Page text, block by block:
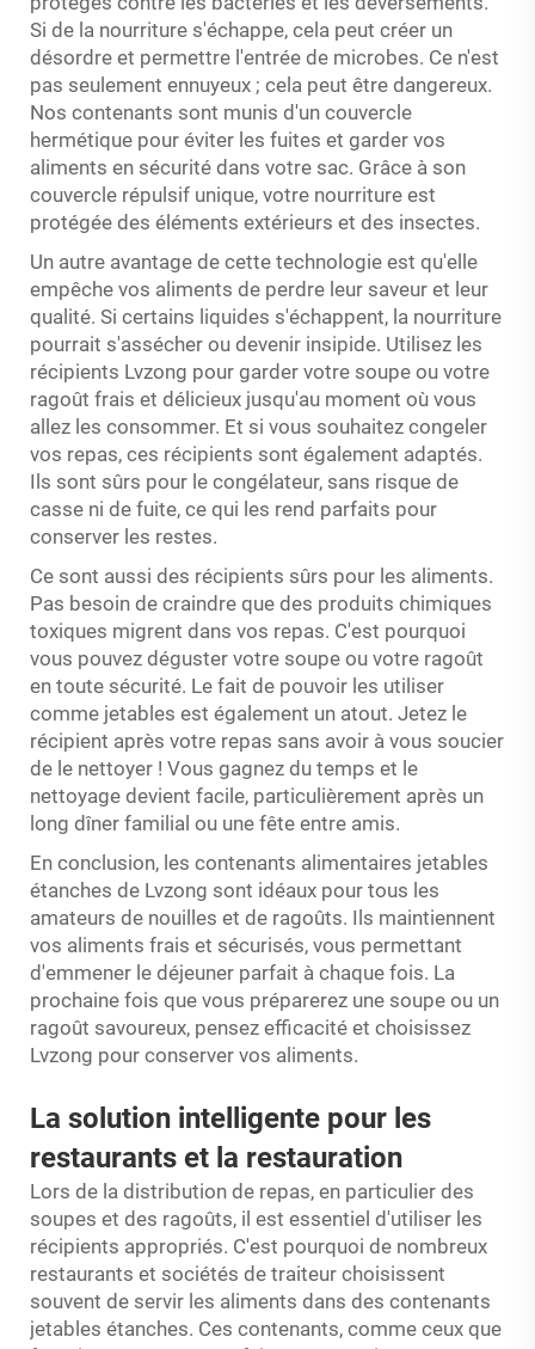
Si de la nourriture s'échappe, cela peut créer un
désordre et permettre l'entrée de microbes. Ce n'est
pas seulement ennuyeux ; cela peut être dangereux.
Nos contenants sont munis d'un couvercle
hermétique pour éviter les fuites et garder vos
aliments en sécurité dans votre sac. Grâce à son
couvercle répulsif unique, votre nourriture est
protégée des éléments extérieurs et des insectes.
Un autre avantage de cette technologie est qu'elle
empêche vos aliments de perdre leur saveur et leur
qualité. Si certains liquides s'échappent, la nourriture
pourrait s'assécher ou devenir insipide. Utilisez les
récipients Lvzong pour garder votre soupe ou votre
ragoût frais et délicieux jusqu'au moment où vous
allez les consommer. Et si vous souhaitez congeler
vos repas, ces récipients sont également adaptés.
Ils sont sûrs pour le congélateur, sans risque de
casse ni de fuite, ce qui les rend parfaits pour
conserver les restes.
Ce sont aussi des récipients sûrs pour les aliments.
Pas besoin de craindre que des produits chimiques
toxiques migrent dans vos repas. C'est pourquoi
vous pouvez déguster votre soupe ou votre ragoût
en toute sécurité. Le fait de pouvoir les utiliser
comme jetables est également un atout. Jetez le
récipient après votre repas sans avoir à vous soucier
de le nettoyer ! Vous gagnez du temps et le
nettoyage devient facile, particulièrement après un
long dîner familial ou une fête entre amis.
En conclusion, les contenants alimentaires jetables
étanches de Lvzong sont idéaux pour tous les
amateurs de nouilles et de ragoûts. Ils maintiennent
vos aliments frais et sécurisés, vous permettant
d'emmener le déjeuner parfait à chaque fois. La
prochaine fois que vous préparerez une soupe ou un
ragoût savoureux, pensez efficacité et choisissez
Lvzong pour conserver vos aliments.
La solution intelligente pour les
restaurants et la restauration
Lors de la distribution de repas, en particulier des
soupes et des ragoûts, il est essentiel d'utiliser les
récipients appropriés. C'est pourquoi de nombreux
restaurants et sociétés de traiteur choisissent
souvent de servir les aliments dans des contenants
jetables étanches. Ces contenants, comme ceux que